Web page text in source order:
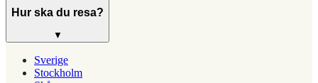
Hur ska du resa?
▼
Sverige
Stockholm